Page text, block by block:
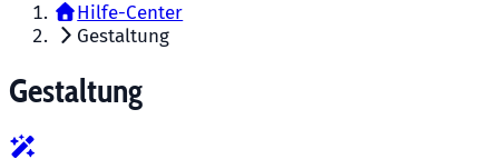
Hilfe-Center
Gestaltung
Gestaltung